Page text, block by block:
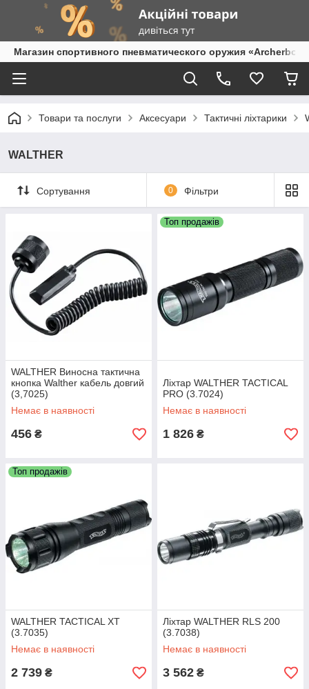
Магазин спортивного пневматического оружия
Товари та послуги Аксесуари Тактичні ліхтарики
WALTHER
Сортування 0 Фільтри
WALTHER Виносна тактична
кнопка Walther кабель довгий
(3,7025)
Немає в наявності
456 ₴
Топ продажів
Ліхтар WALTHER TACTICAL
PRO (3.7024)
Немає в наявності
1 826 ₴
Топ продажів
WALTHER TACTICAL XT
(3.7035)
Немає в наявності
2 739 ₴
Ліхтар WALTHER RLS 200
(3.7038)
Немає в наявності
3 562 ₴